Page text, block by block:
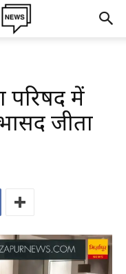
परिषद में
जीता